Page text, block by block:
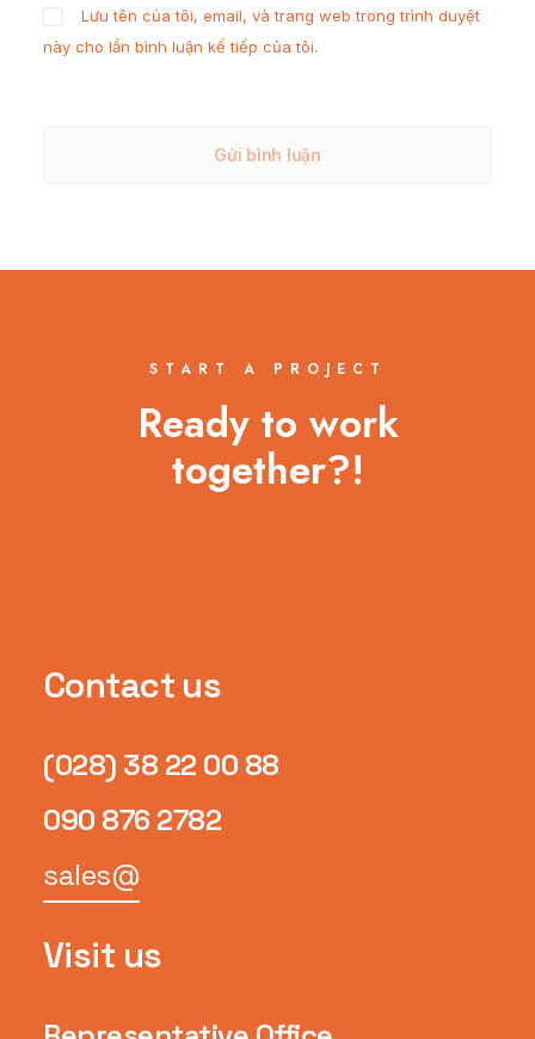
Lưu tên của tôi, email, và trang web trong trình duyệt
này cho lần bình luận kế tiếp của tôi.
START A PROJECT
Ready to work
together?!
Contact us
(028) 38 22 00 88
090 876 2782
sales@
Visit us